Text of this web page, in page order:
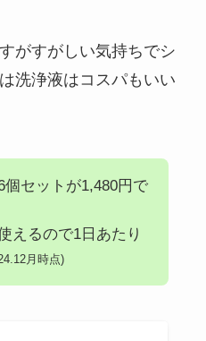
がすがしい気持ちでシ
洗浄液はコスパもいい
個セットが1,480円で
えるので1日あたり
月時点)